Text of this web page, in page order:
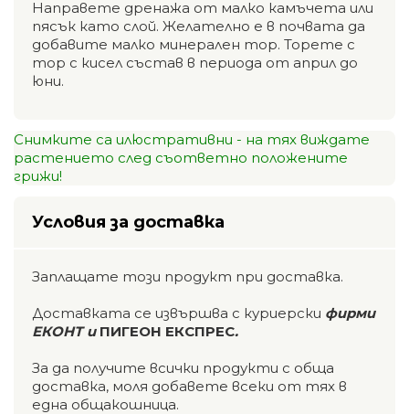
Направете дренажа от малко камъчета или
пясък като слой. Желателно е в почвата да
добавите малко минерален тор. Торете с
тор с кисел състав в периода от април до
юни.
Снимките са илюстративни - на тях виждате
растението след съответно положените
грижи!
Условия за доставка
Заплащате този продукт при доставка.
Доставката се извършва с куриерски фирми
ЕКОНТ и ПИГЕОН ЕКСПРЕС.
За да получите всички продукти с обща
доставка, моля добавете всеки от тях в
една общакошница.